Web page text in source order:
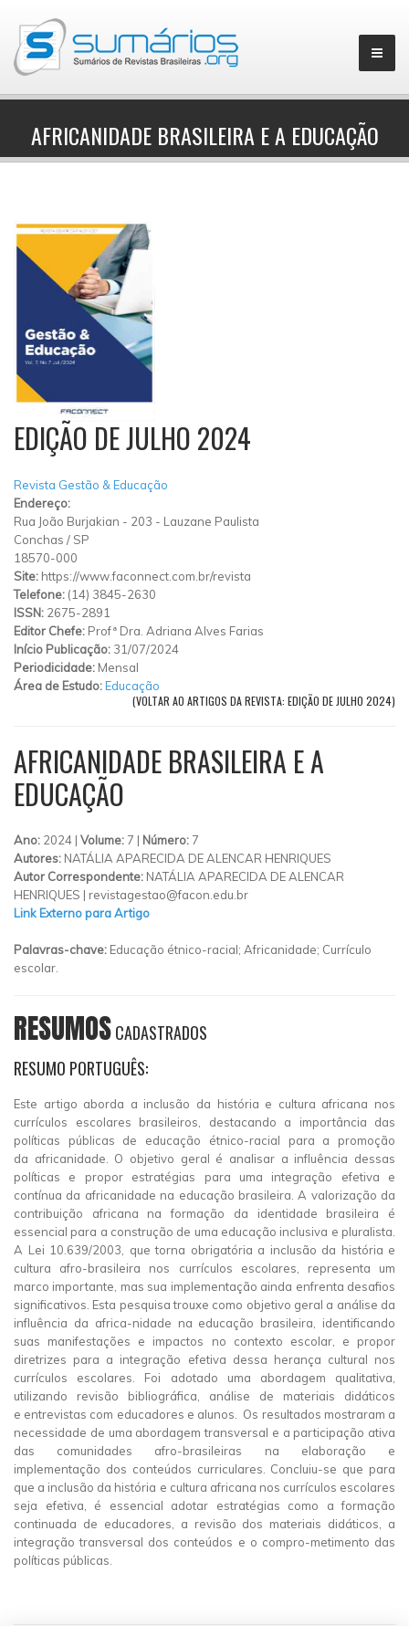
▼
AFRICANIDADE BRASILEIRA E A EDUCAÇÃO
EDIÇÃO DE JULHO 2024
Revista Gestão & Educação
Endereço:
Rua João Burjakian - 203 - Lauzane Paulista
Conchas / SP
18570-000
Site: https://www.faconnect.com.br/revista
Telefone: (14) 3845-2630
ISSN: 2675-2891
Editor Chefe: Profª Dra. Adriana Alves Farias
Início Publicação: 31/07/2024
Periodicidade: Mensal
Área de Estudo:Educação
(VOLTAR AO ARTIGOS DA REVISTA: EDIÇÃO DE JULHO 2024)
AFRICANIDADE BRASILEIRA E A
EDUCAÇÃO
Ano: 2024 | Volume: 7 | Número: 7
Autores: NATÁLIA APARECIDA DE ALENCAR HENRIQUES
Autor Correspondente: NATÁLIA APARECIDA DE ALENCAR
HENRIQUES | revistagestao@facon.edu.br
Link Externo para Artigo
Palavras-chave: Educação étnico-racial; Africanidade; Currículo
escolar.
RESUMOSCADASTRADOS
RESUMO PORTUGUÊS:
Este artigo aborda a inclusão da história e cultura africana nos
currículos escolares brasileiros, destacando a importância das
políticas públicas de educação étnico-racial para a promoção
da africanidade. O objetivo geral é analisar a influência dessas
políticas e propor estratégias para uma integração efetiva e
contínua da africanidade na educação brasileira. A valorização da
contribuição africana na formação da identidade brasileira é
essencial para a construção de uma educação inclusiva e pluralista.
A Lei 10.639/2003, que torna obrigatória a inclusão da história e
cultura afro-brasileira nos currículos escolares, representa um
marco importante, mas sua implementação ainda enfrenta desafios
significativos. Esta pesquisa trouxe como objetivo geral a análise da
influência da africa-nidade na educação brasileira, identificando
suas manifestações e impactos no contexto escolar, e propor
diretrizes para a integração efetiva dessa herança cultural nos
currículos escolares. Foi adotado uma abordagem qualitativa,
utilizando revisão bibliográfica, análise de materiais didáticos
e entrevistas com educadores e alunos. Os resultados mostraram a
necessidade de uma abordagem transversal e a participação ativa
das comunidades afro-brasileiras na elaboração e
implementação dos conteúdos curriculares. Concluiu-se que para
que a inclusão da história e cultura africana nos currículos escolares
seja efetiva, é essencial adotar estratégias como a formação
continuada de educadores, a revisão dos materiais didáticos, a
integração transversal dos conteúdos e o compro-metimento das
políticas públicas.